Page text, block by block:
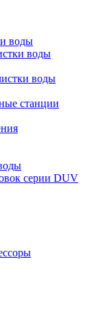
воды
воды
воды
станции
серии DUV